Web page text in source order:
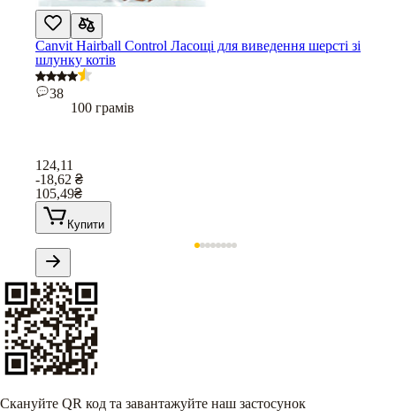
Canvit Hairball Control Ласощі для виведення шерсті зі
шлунку котів
38
100 грамів
124,11
-18,62 ₴
105,49₴
Купити
Скануйте QR код та завантажуйте наш застосунок